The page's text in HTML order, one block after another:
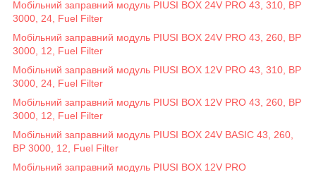
Мобільний заправний модуль PIUSI BOX 24V PRO 43, 310, BP
3000, 24, Fuel Filter
Мобільний заправний модуль PIUSI BOX 24V PRO 43, 260, BP
3000, 12, Fuel Filter
Мобільний заправний модуль PIUSI BOX 12V PRO 43, 310, BP
3000, 24, Fuel Filter
Мобільний заправний модуль PIUSI BOX 12V PRO 43, 260, BP
3000, 12, Fuel Filter
Мобільний заправний модуль PIUSI BOX 24V BASIC 43, 260,
BP 3000, 12, Fuel Filter
Мобільний заправний модуль PIUSI BOX 12V PRO